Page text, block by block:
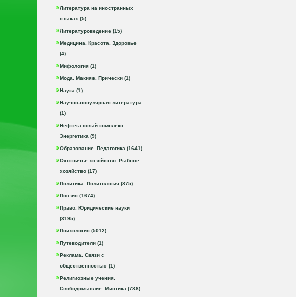
Литература на иностранных
языках (5)
Литературоведение (15)
Медицина. Красота. Здоровье
(4)
Мифология (1)
Мода. Макияж. Прически (1)
Наука (1)
Научно-популярная литература
(1)
Нефтегазовый комплекс.
Энергетика (9)
Образование. Педагогика (1641)
Охотничье хозяйство. Рыбное
хозяйство (17)
Политика. Политология (875)
Поэзия (1674)
Право. Юридические науки
(3195)
Психология (5012)
Путеводители (1)
Реклама. Связи с
общественностью (1)
Религиозные учения.
Свободомыслие. Мистика (788)